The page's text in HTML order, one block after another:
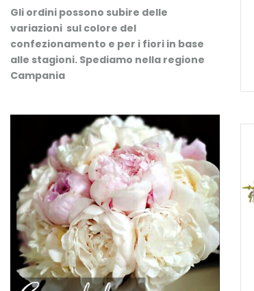
Gli ordini possono subire delle
variazioni sul colore del
confezionamento e per i fiori in base
alle stagioni. Spediamo nella regione
Campania